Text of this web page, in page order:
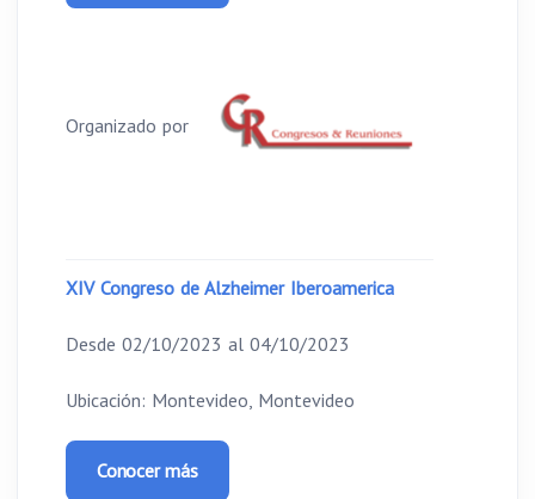
Organizado por
XIV Congreso de Alzheimer Iberoamerica
Desde 02/10/2023 al 04/10/2023
Ubicación: Montevideo, Montevideo
Conocer más